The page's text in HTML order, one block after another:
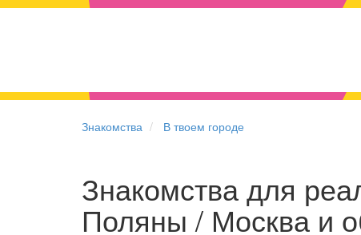
Знакомства В твоем городе
Знакомства для
Поляны / Москва и